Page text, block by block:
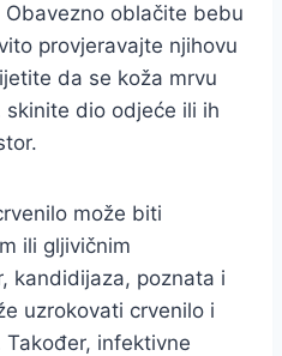
oblačite bebu
provjeravajte njihovu
da se koža mrvu
dio odjeće ili ih
može biti
ili gljivičnim
kandidijaza, poznata i
uzrokovati crvenilo i
infektivne